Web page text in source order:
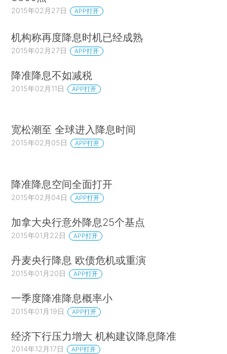
2015年02月27日 APP打开
机构称再度降息时机已经成熟
2015年02月27日 APP打开
降准降息不如减税
2015年02月11日 APP打开
宽松潮至 全球进入降息时间
2015年02月05日 APP打开
降准降息空间全面打开
2015年02月04日 APP打开
加拿大央行意外降息25个基点
2015年01月22日 APP打开
丹麦央行降息 欧债危机或重演
2015年01月20日 APP打开
一季度降准降息概率小
2015年01月19日 APP打开
经济下行压力增大 机构建议降息降准
2014年12月17日 APP打开